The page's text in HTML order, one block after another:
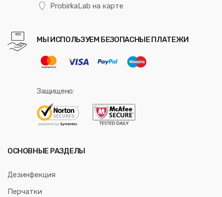
ProbirkaLab на карте
МЫ ИСПОЛЬЗУЕМ БЕЗОПАСНЫЕ ПЛАТЕЖИ
Защищено:
ОСНОВНЫЕ РАЗДЕЛЫ
Дезинфекция
Перчатки